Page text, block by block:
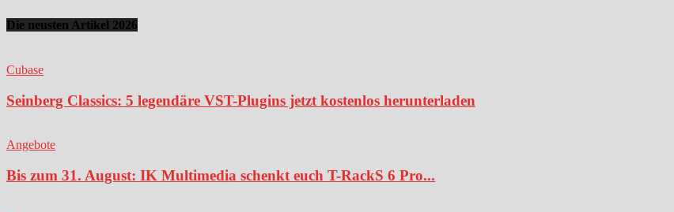
Die neusten Artikel 2026
Cubase
Seinberg Classics: 5 legendäre VST-Plugins jetzt kostenlos herunterladen
Angebote
Bis zum 31. August: IK Multimedia schenkt euch T-RackS 6 Pro...